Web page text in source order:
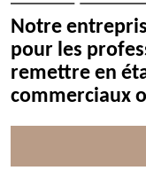
Notre
pour les
remettre en
commerciaux